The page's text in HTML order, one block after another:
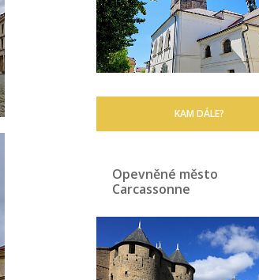
KAM DÁLE?
Opevněné město
Carcassonne